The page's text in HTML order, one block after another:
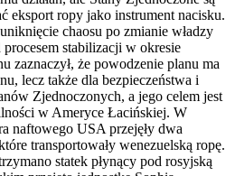
eksport ropy jako instrument nacisku.
chaosu po zmianie władzy
stabilizacji w okresie
zaznaczył, że powodzenie planu ma
lecz także dla bezpieczeństwa i
Zjednoczonych, a jego celem jest
w Ameryce Łacińskiej. W
naftowego USA przejęły dwa
transportowały wenezuelską ropę.
statek płynący pod rosyjską